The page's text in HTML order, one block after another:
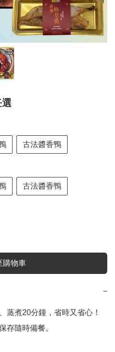
古法醬香鴨
古法醬香鴨
購物車
−
蒸煮20分鐘，省時又省心！
存隨時備餐。